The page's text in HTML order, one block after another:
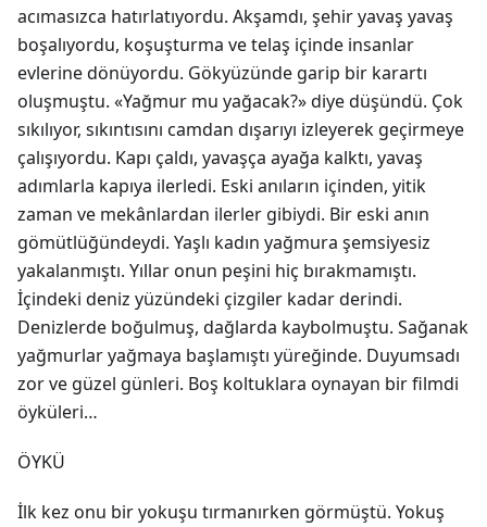
acımasızca hatırlatıyordu. Akşamdı, şehir yavaş yavaş
boşalıyordu, koşuşturma ve telaş içinde insanlar
evlerine dönüyordu. Gökyüzünde garip bir karartı
oluşmuştu. «Yağmur mu yağacak?» diye düşündü. Çok
sıkılıyor, sıkıntısını camdan dışarıyı izleyerek geçirmeye
çalışıyordu. Kapı çaldı, yavaşça ayağa kalktı, yavaş
adımlarla kapıya ilerledi. Eski anıların içinden, yitik
zaman ve mekânlardan ilerler gibiydi. Bir eski anın
gömütlüğündeydi. Yaşlı kadın yağmura şemsiyesiz
yakalanmıştı. Yıllar onun peşini hiç bırakmamıştı.
İçindeki deniz yüzündeki çizgiler kadar derindi.
Denizlerde boğulmuş, dağlarda kaybolmuştu. Sağanak
yağmurlar yağmaya başlamıştı yüreğinde. Duyumsadı
zor ve güzel günleri. Boş koltuklara oynayan bir filmdi
öyküleri…
ÖYKÜ
İlk kez onu bir yokuşu tırmanırken görmüştü. Yokuş